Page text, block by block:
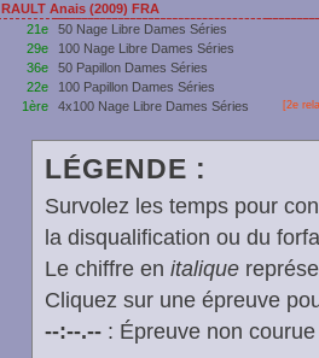
RAULT Anais (2009) FRA
21e
50 Nage Libre Dames Séries
29e
100 Nage Libre Dames Séries
36e
50 Papillon Dames Séries
22e
100 Papillon Dames Séries
1ère
4x100 Nage Libre Dames Séries [2e
LÉGENDE :
Survolez les temps pour
la disqualification ou du
Le chiffre en italique
Cliquez sur une épreuve
--:--.--: Épreuve non